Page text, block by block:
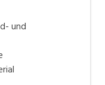
und